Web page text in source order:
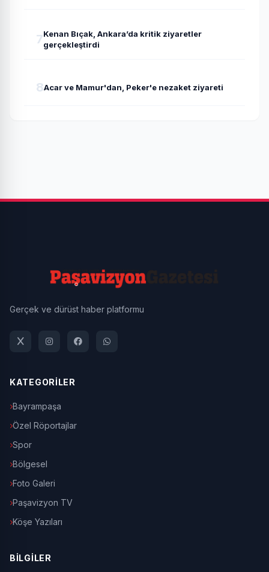
7Kenan Bıçak, Ankara’da kritik ziyaretler
gerçekleştirdi
8Acar ve Mamur'dan, Peker'e nezaket ziyareti
Gerçek ve dürüst haber platformu
KATEGORİLER
Bayrampaşa
Özel Röportajlar
Spor
Bölgesel
Foto Galeri
Paşavizyon TV
Köşe Yazıları
BİLGİLER